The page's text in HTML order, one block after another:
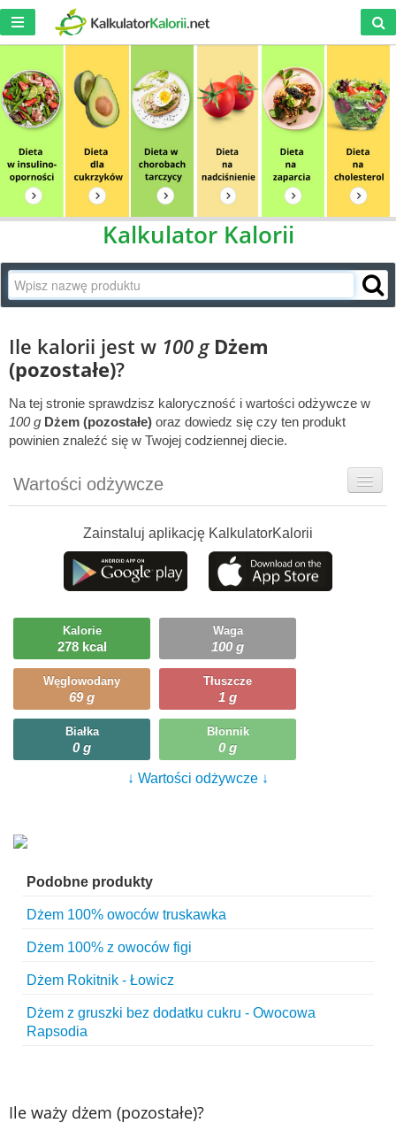
Kalkulator Kalorii
Ile kalorii jest w 100 g Dżem
(pozostałe)?
Na tej stronie sprawdzisz kaloryczność i wartości odżywcze w
100 g Dżem (pozostałe) oraz dowiedz się czy ten produkt
powinien znaleźć się w Twojej codziennej diecie.
Wartości odżywcze
Szczegółówe informacje
Ciekawostki
Ile możesz zjeść?
Zainstaluj aplikację KalkulatorKalorii
Kalorie
278 kcal
Waga
100 g
Węglowodany
69 g
Tłuszcze
1 g
Białka
0 g
Błonnik
0 g
↓ Wartości odżywcze ↓
Podobne produkty
Dżem 100% owoców truskawka
Dżem 100% z owoców figi
Dżem Rokitnik - Łowicz
Dżem z gruszki bez dodatku cukru - Owocowa
Rapsodia
Ile waży dżem (pozostałe)?